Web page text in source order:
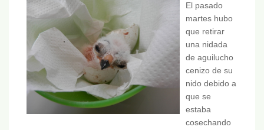
El pasado
martes hubo
que retirar
una nidada
de aguilucho
cenizo de su
nido debido a
que se
estaba
cosechando